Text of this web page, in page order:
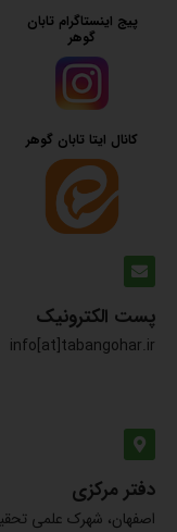
پیج اینستاگرام تابان
گوهر
کانال ایتا تابان گوهر
پست الکترونیک
info[at]tabangohar.ir
دفتر مرکزی
اصفهان، شهرک علمی